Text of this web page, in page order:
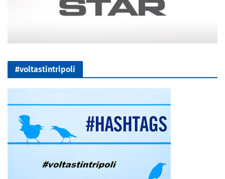
#voltastintripoli